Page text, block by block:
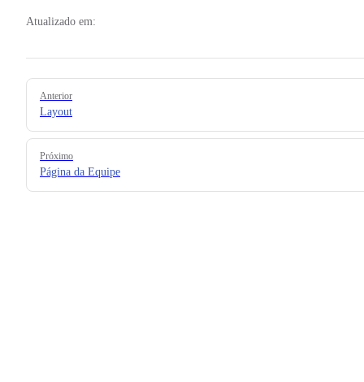
Atualizado em:
Pager
Anterior
Layout
Próximo
Página da Equipe